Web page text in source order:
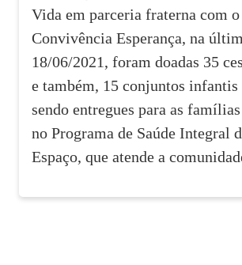
Vida em parceria fraterna com o
Convivência Esperança, na
18/06/2021, foram doadas 35
e também, 15 conjuntos infantis
sendo entregues para as
no Programa de Saúde Integral
Espaço, que atende a